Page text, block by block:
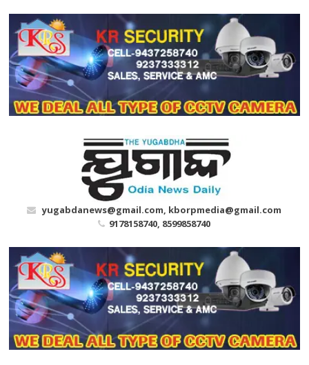
content
yugabdanews@gmail.com, kborpmedia@gmail.com
9178158740, 8599858740